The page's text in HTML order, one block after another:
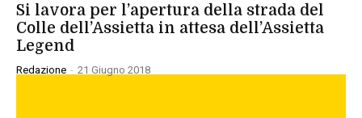
Si lavora per l’apertura della strada del
Colle dell’Assietta in attesa dell’Assietta
Legend
Redazione - 21 Giugno 2018